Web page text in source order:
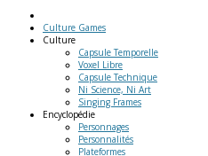
Culture Games
Culture
Capsule Temporelle
Voxel Libre
Capsule Technique
Ni Science, Ni Art
Singing Frames
Encyclopédie
Personnages
Personnalités
Plateformes